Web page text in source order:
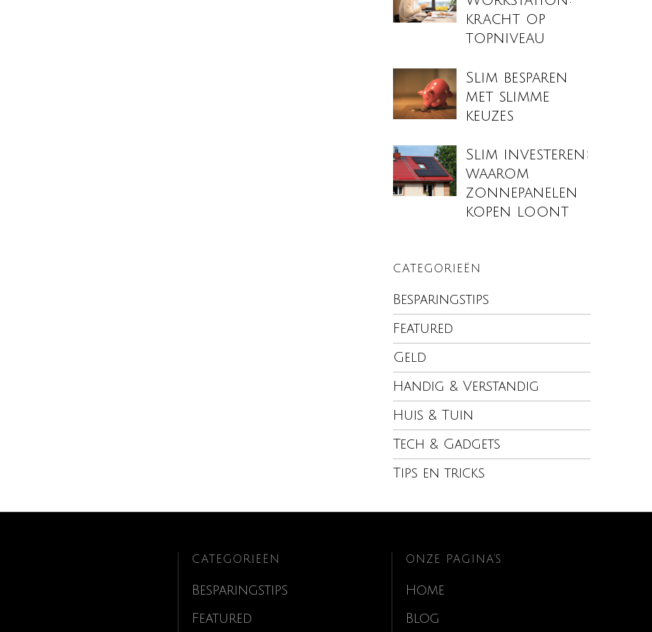
kracht op
topniveau
Slim besparen
met slimme
keuzes
Slim investeren:
waarom
zonnepanelen
kopen loont
CATEGORIEËN
Besparingstips
Featured
Geld
Handig & Verstandig
Huis & Tuin
Tech & Gadgets
Tips en tricks
CATEGORIEËN
Besparingstips
Featured
ONZE PAGINA’S
Home
Blog